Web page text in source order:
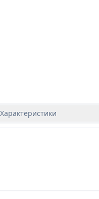
Характеристики